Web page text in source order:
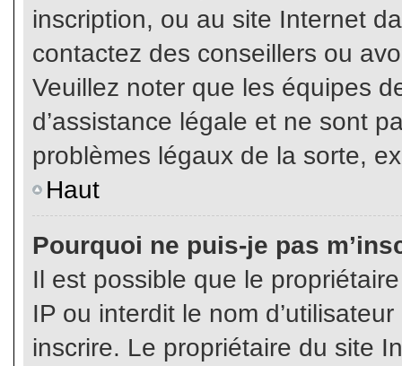
inscription, ou au site Internet
contactez des conseillers ou
Veuillez noter que les équipes
d’assistance légale et ne sont
problèmes légaux de la sorte,
Haut
Pourquoi ne puis-je pas
Il est possible que le
IP ou interdit le nom
inscrire. Le propriétaire du site